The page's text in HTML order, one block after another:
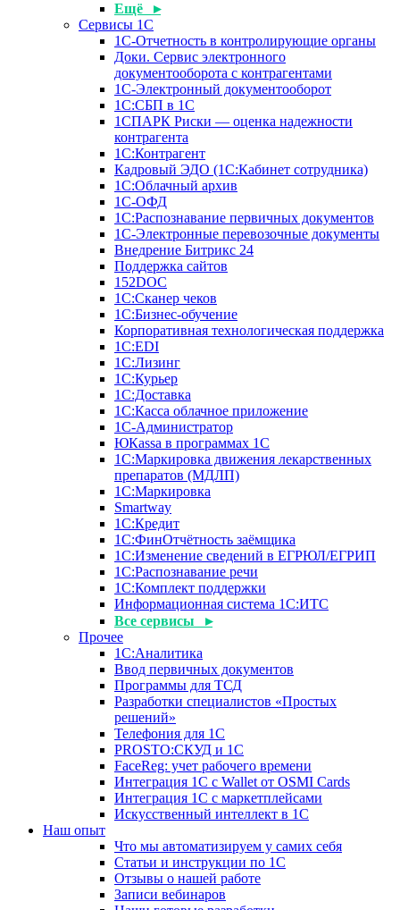
Ещё ▸
Сервисы 1С
1С-Отчетность в контролирующие органы
Доки. Сервис электронного
документооборота с контрагентами
1С-Электронный документооборот
1С:СБП в 1С
1СПАРК Риски — оценка надежности
контрагента
1С:Контрагент
Кадровый ЭДО (1С:Кабинет сотрудника)
1С:Облачный архив
1С-ОФД
1С:Распознавание первичных документов
1С-Электронные перевозочные документы
Внедрение Битрикс 24
Поддержка сайтов
152DOC
1С:Сканер чеков
1С:Бизнес-обучение
Корпоративная технологическая поддержка
1С:ЕDI
1С:Лизинг
1С:Курьер
1С:Доставка
1С:Касса облачное приложение
1С-Администратор
ЮКаssа в программах 1С
1С:Маркировка движения лекарственных
препаратов (МДЛП)
1С:Маркировка
Smartway
1С:Кредит
1С:ФинОтчётность заёмщика
1С:Изменение сведений в ЕГРЮЛ/ЕГРИП
1С:Распознавание речи
1С:Комплект поддержки
Информационная система 1С:ИТС
Все сервисы ▸
Прочее
1С:Аналитика
Ввод первичных документов
Программы для ТСД
Разработки специалистов «Простых
решений»
Телефония для 1С
PROSTO:СКУД и 1С
FaceReg: учет рабочего времени
Интеграция 1С с Wallet от OSMI Cards
Интеграция 1С с маркетплейсами
Искусственный интеллект в 1С
Наш опыт
Что мы автоматизируем у самих себя
Статьи и инструкции по 1С
Отзывы о нашей работе
Записи вебинаров